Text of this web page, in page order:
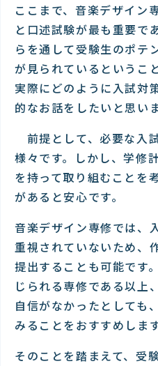
ここまで、音楽デザイン
と口述試験が最も重要で
らを通して受験生のポテ
が見られているというこ
実際にどのように入試対
的なお話をしたいと思いま
前提として、必要な入
様々です。しかし、学修
を持って取り組むことを
があると安心です。
音楽デザイン専修では、
重視されていないため、
提出することも可能です
じられる専修である以上
自信がなかったとしても
みることをおすすめします
そのことを踏まえて、受